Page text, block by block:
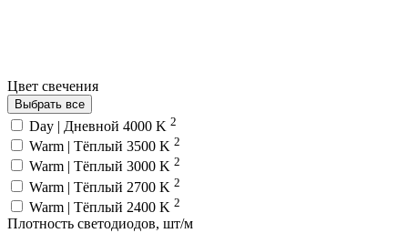
Цвет свечения
Выбрать все
Day | Дневной 4000 K 2
Warm | Тёплый 3500 K 2
Warm | Тёплый 3000 K 2
Warm | Тёплый 2700 K 2
Warm | Тёплый 2400 K 2
Плотность светодиодов, шт/м